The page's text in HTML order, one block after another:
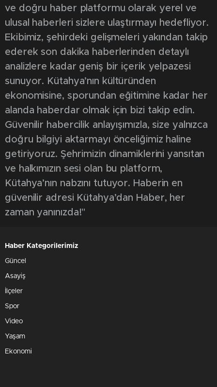
ve doğru haber platformu olarak yerel ve
ulusal haberleri sizlere ulaştırmayı hedefliyor.
Ekibimiz, şehirdeki gelişmeleri yakından takip
ederek son dakika haberlerinden detaylı
analizlere kadar geniş bir içerik yelpazesi
sunuyor. Kütahya’nın kültüründen
ekonomisine, sporundan eğitimine kadar her
alanda haberdar olmak için bizi takip edin.
Güvenilir habercilik anlayışımızla, size yalnızca
doğru bilgiyi aktarmayı önceliğimiz haline
getiriyoruz. Şehrimizin dinamiklerini yansıtan
ve halkımızın sesi olan bu platform,
Kütahya’nın nabzını tutuyor. Haberin en
güvenilir adresi Kütahya’dan Haber, her
zaman yanınızda!"
Haber Kategorilerimiz
Güncel
Asayiş
İlçeler
Spor
Video
Yaşam
Ekonomi